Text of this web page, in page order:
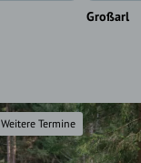
Großarl
Weitere Termine